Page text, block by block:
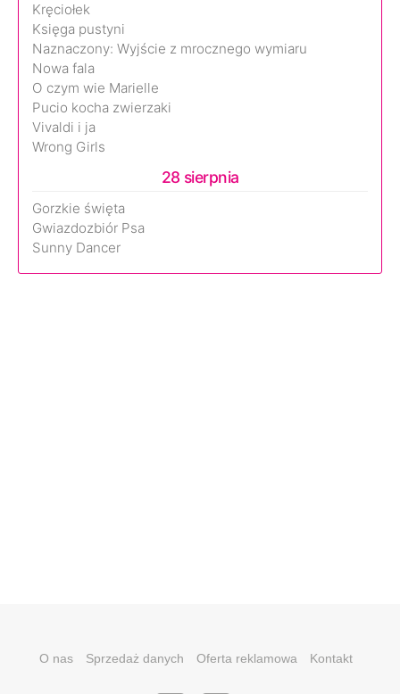
Kręciołek
Księga pustyni
Naznaczony: Wyjście z mrocznego wymiaru
Nowa fala
O czym wie Marielle
Pucio kocha zwierzaki
Vivaldi i ja
Wrong Girls
28 sierpnia
Gorzkie święta
Gwiazdozbiór Psa
Sunny Dancer
O nas Sprzedaż danych Oferta reklamowa Kontakt